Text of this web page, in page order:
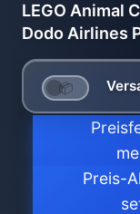
LEGO Animal
Dodo Airlines
Preis-